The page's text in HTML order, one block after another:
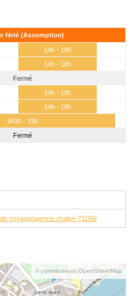
férié (Assomption)
14h - 18h
14h - 18h
Fermé
14h - 18h
14h - 18h
9h30 - 19h
Fermé
voyage/agence-chalon-71100/
© contributeurs OpenStreetMap